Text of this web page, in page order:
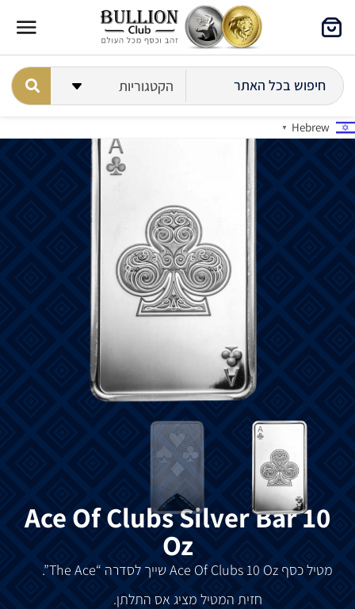
Hebrew
▼
Ace Of Clubs Silver Bar 10
Oz
מטילכסף שייך לסדרה “The Ace”.
חזית המטיל מציג אס התלתן.